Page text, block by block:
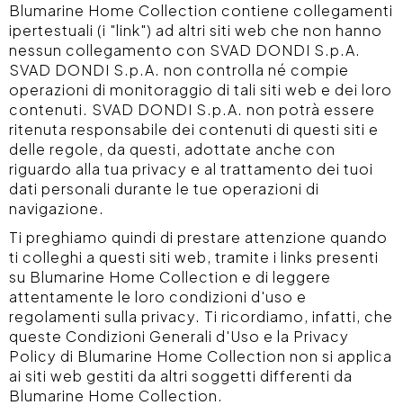
Blumarine Home Collection contiene collegamenti
ipertestuali (i "link") ad altri siti web che non hanno
nessun collegamento con SVAD DONDI S.p.A.
SVAD DONDI S.p.A. non controlla né compie
operazioni di monitoraggio di tali siti web e dei loro
contenuti. SVAD DONDI S.p.A. non potrà essere
ritenuta responsabile dei contenuti di questi siti e
delle regole, da questi, adottate anche con
riguardo alla tua privacy e al trattamento dei tuoi
dati personali durante le tue operazioni di
navigazione.
Ti preghiamo quindi di prestare attenzione quando
ti colleghi a questi siti web, tramite i links presenti
su Blumarine Home Collection e di leggere
attentamente le loro condizioni d'uso e
regolamenti sulla privacy. Ti ricordiamo, infatti, che
queste Condizioni Generali d'Uso e la Privacy
Policy di Blumarine Home Collection non si applica
ai siti web gestiti da altri soggetti differenti da
Blumarine Home Collection.